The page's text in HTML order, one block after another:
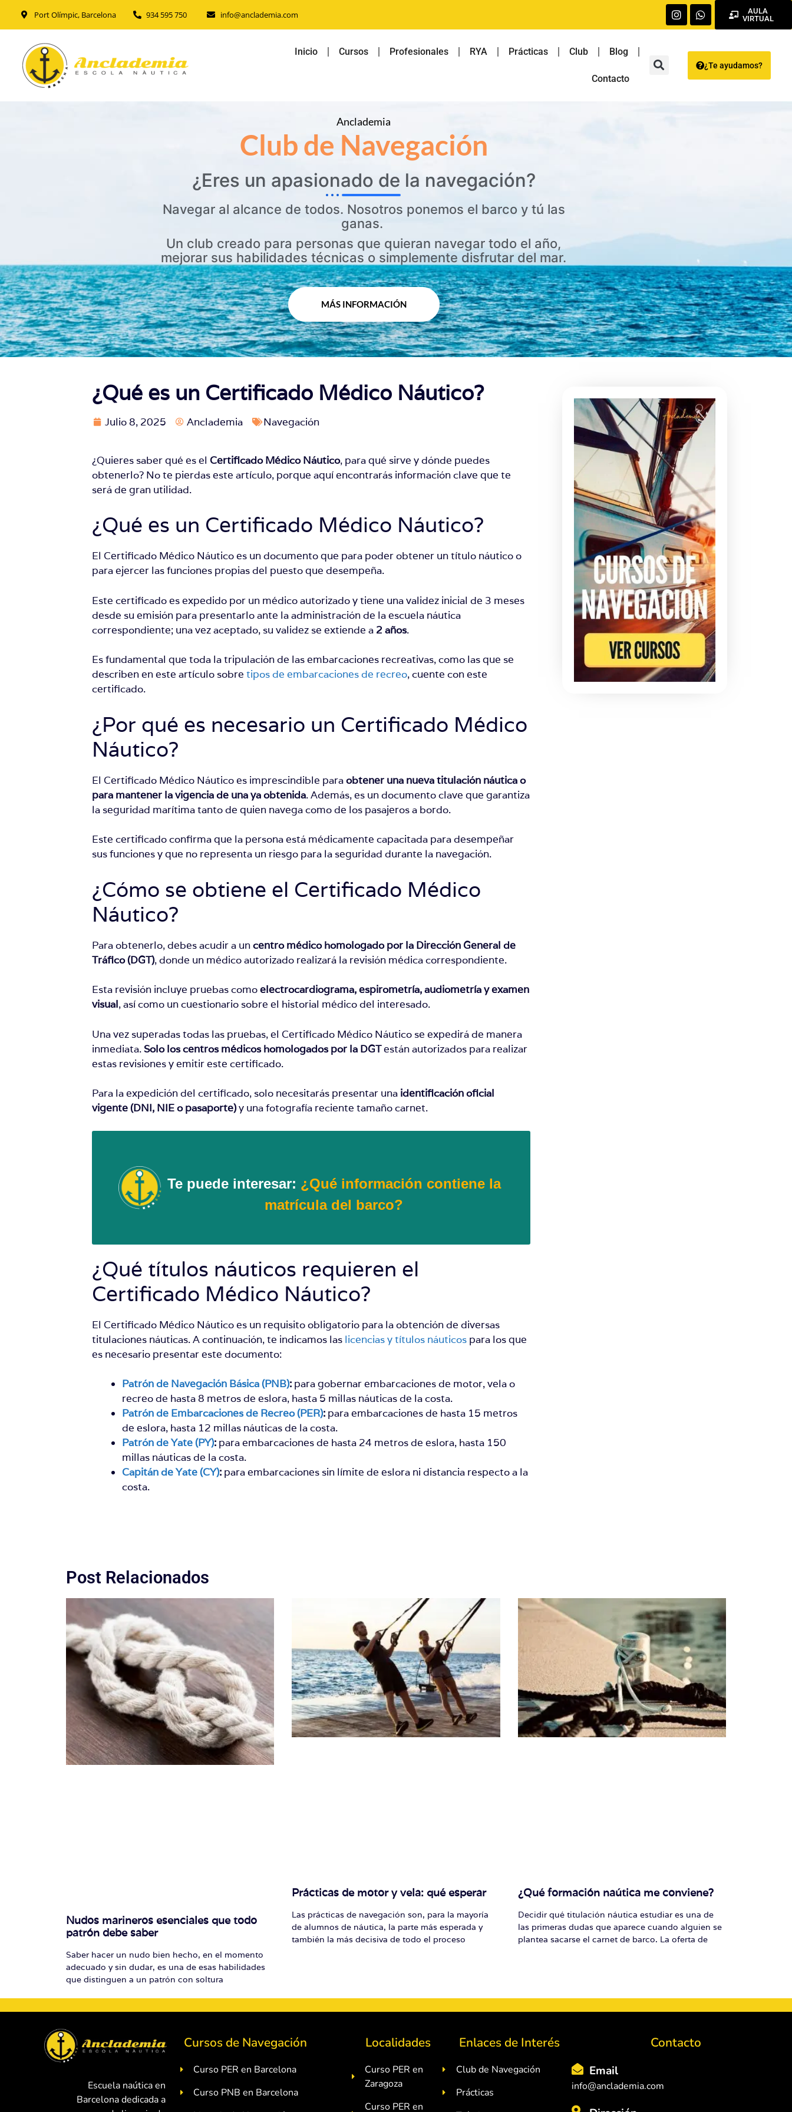
Port Olímpic, Barcelona 934 595 750 info@anclademia.com
AULA
VIRTUAL
Inicio Cursos Profesionales RYA Prácticas Club Blog
Contacto
¿Te ayudamos?
Anclademia
Club de Navegación
¿Eres un apasionado de la navegación?
Navegar al alcance de todos. Nosotros ponemos el barco y tú las
ganas.
Un club creado para personas que quieran navegar todo el año,
mejorar sus habilidades técnicas o simplemente disfrutar del mar.
MÁS INFORMACIÓN
¿Qué es un Certificado Médico Náutico?
Julio 8, 2025 Anclademia Navegación
¿Quieres saber qué es el Certificado Médico Náutico, para qué sirve y dónde puedes
obtenerlo? No te pierdas este artículo, porque aquí encontrarás información clave que te
será de gran utilidad.
¿Qué es un Certificado Médico Náutico?
El Certificado Médico Náutico es un documento que para poder obtener un título náutico o
para ejercer las funciones propias del puesto que desempeña.
Este certificado es expedido por un médico autorizado y tiene una validez inicial de 3 meses
desde su emisión para presentarlo ante la administración de la escuela náutica
correspondiente; una vez aceptado, su validez se extiende a 2 años.
Es fundamental que toda la tripulación de las embarcaciones recreativas, como las que se
describen en este artículo sobretipos de embarcaciones de recreo, cuente con este
certificado.
¿Por qué es necesario un Certificado Médico
Náutico?
El Certificado Médico Náutico es imprescindible paraobtener una nueva titulación náutica o
para mantener la vigencia de una ya obtenida. Además, es un documento clave que garantiza
la seguridad marítima tanto de quien navega como de los pasajeros a bordo.
Este certificado confirma que la persona está médicamente capacitada para desempeñar
sus funciones y que no representa un riesgo para la seguridad durante la navegación.
¿Cómo se obtiene el Certificado Médico
Náutico?
Para obtenerlo, debes acudir a uncentro médico homologado por la Dirección General de
Tráfico (DGT), donde un médico autorizado realizará la revisión médica correspondiente.
Esta revisión incluye pruebas comoelectrocardiograma, espirometría, audiometría y examen
visual, así como un cuestionario sobre el historial médico del interesado.
Una vez superadas todas las pruebas, el Certificado Médico Náutico se expedirá de manera
inmediata. Solo los centros médicos homologados por la DGTestán autorizados para realizar
estas revisiones y emitir este certificado.
Para la expedición del certificado, solo necesitarás presentar una identificación oficial
vigente (DNI, NIE o pasaporte)y una fotografía reciente tamaño carnet.
Te puede interesar: ¿Qué información contiene la
matrícula del barco?
¿Qué títulos náuticos requieren el
Certificado Médico Náutico?
El Certificado Médico Náutico es un requisito obligatorio para la obtención de diversas
titulaciones náuticas. A continuación, te indicamos las licencias y títulos náuticos para los que
es necesario presentar este documento:
Patrón de Navegación Básica (PNB): para gobernar embarcaciones de motor, vela o
recreo de hasta 8 metros de eslora, hasta 5 millas náuticas de la costa.
Patrón de Embarcaciones de Recreo (PER): para embarcaciones de hasta 15 metros
de eslora, hasta 12 millas náuticas de la costa.
Patrón de Yate (PY): para embarcaciones de hasta 24 metros de eslora, hasta 150
millas náuticas de la costa.
Capitán de Yate (CY): para embarcaciones sin límite de eslora ni distancia respecto a la
costa.
Post Relacionados
Nudos marineros esenciales que todo
patrón debe saber
Saber hacer un nudo bien hecho, en el momento
adecuado y sin dudar, es una de esas habilidades
que distinguen a un patrón con soltura
Prácticas de motor y vela: qué esperar
Las prácticas de navegación son, para la mayoría
de alumnos de náutica, la parte más esperada y
también la más decisiva de todo el proceso
¿Qué formación naútica me conviene?
Decidir qué titulación náutica estudiar es una de
las primeras dudas que aparece cuando alguien se
plantea sacarse el carnet de barco. La oferta de
Escuela naútica en
Barcelona dedicada a
Cursos de Navegación
Curso PER en Barcelona
Curso PNB en Barcelona
Localidades
Curso PER en
Zaragoza
Curso PER en
Enlaces de Interés
Club de Navegación
Prácticas
Contacto
Email
info@anclademia.com